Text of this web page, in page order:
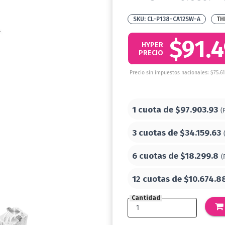
CL-P138-CA12SW-A
HYPER
PRECIO
Precio sin impuestos nacionales:
1 cuota de$97.903.93
3 cuotas de$34.159.63
6 cuotas de$18.299.8
12 cuotas de
Cantidad